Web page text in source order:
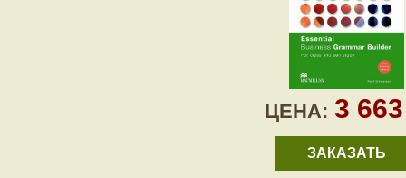
ЦЕНА: 3
ЗАКАЗАТЬ